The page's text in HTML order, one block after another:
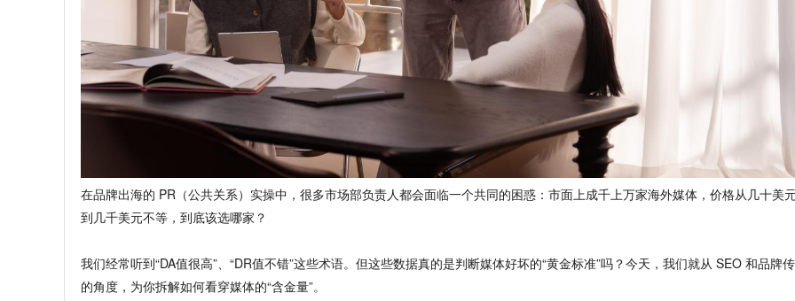
在品牌出海的 PR（公共关系）实操中， 很多市场部负责人都会面临一个共同的困惑：市面上成千上万家海外媒体， 价格从几十美
到几千美元不等， 到底该选哪家？
我们经常听到“DA值很高”、 “DR值不错”这些术语。 但这些数据真的是判断媒体好坏的“黄金标准”吗？今天， 我们就从 SEO 和品牌
的角度， 为你拆解如何看穿媒体的“含金量”。